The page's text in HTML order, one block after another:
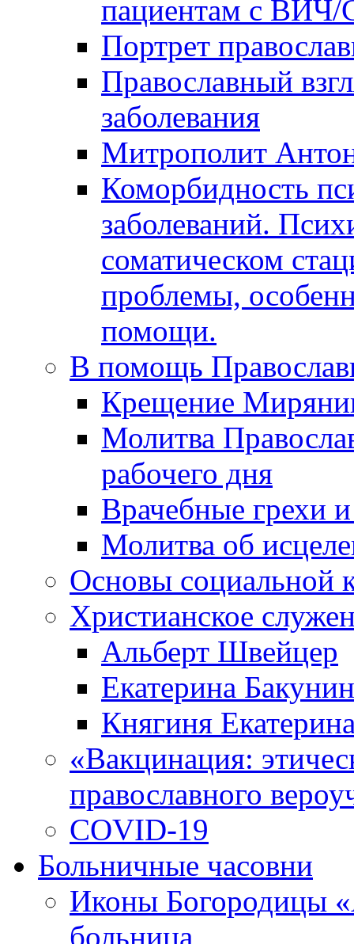
пациентам с
Портрет
Православный
заболевания
Митрополит
Коморбидность
заболеваний.
соматическом
проблемы,
помощи.
В помощь
Крещение
Молитва
рабочего дня
Врачебные грехи
Молитва об
Основы социальной
Христианское
Альберт Швейцер
Екатерина
Княгиня
«Вакцинация:
православного
COVID-19
Больничные часовни
Иконы Богородицы
больница